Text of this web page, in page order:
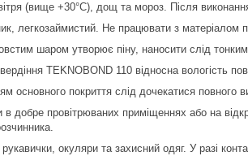
(вище +30°C), дощ та мороз. Після
легкозаймистий. Не працювати з матеріалом
шаром утворює піну, наносити слід
TEKNOBOND 110 відносна вологість
основного покриття слід дочекатися повного
в добре провітрюваних приміщеннях або на
рукавички, окуляри та захисний одяг. У разі